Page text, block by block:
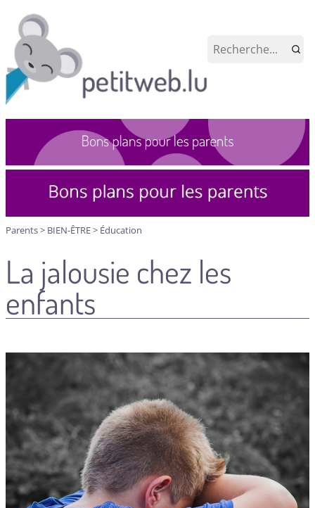
Parents> BIEN-ÊTRE> Éducation
La jalousie chez les
enfants